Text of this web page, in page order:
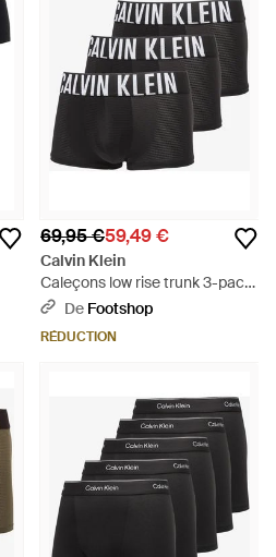
69,95 €59,49 €
Calvin Klein
Caleçons low rise trunk 3-pack
m - Noir
De Footshop
RÉDUCTION